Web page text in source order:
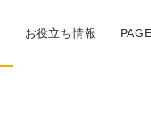
お役立ち情報